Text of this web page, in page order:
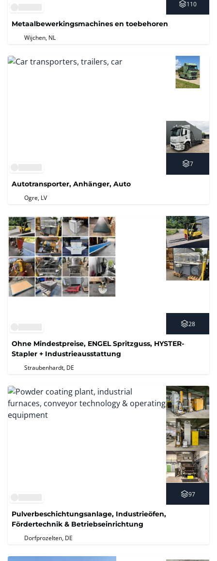
110
Metaalbewerkingsmachines en toebehoren
Wijchen, NL
7
Autotransporter, Anhänger, Auto
Ogre, LV
28
Ohne Mindestpreise, ENGEL Spritzguss, HYSTER-
Stapler + Industrieausstattung
Straubenhardt, DE
97
Pulverbeschichtungsanlage, Industrieöfen,
Fördertechnik & Betriebseinrichtung
Dorfprozelten, DE